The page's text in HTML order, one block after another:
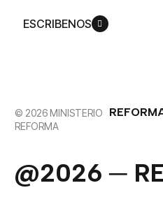
ESCRIBENOS
© 2026 MINISTERIO
REFORMA
@2026 ─